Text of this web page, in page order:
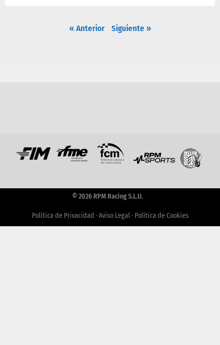
« Anterior Siguiente »
© 2026 RPM Racing S.L.U.
Política de Privacidad · Aviso Legal· Política de Cookies